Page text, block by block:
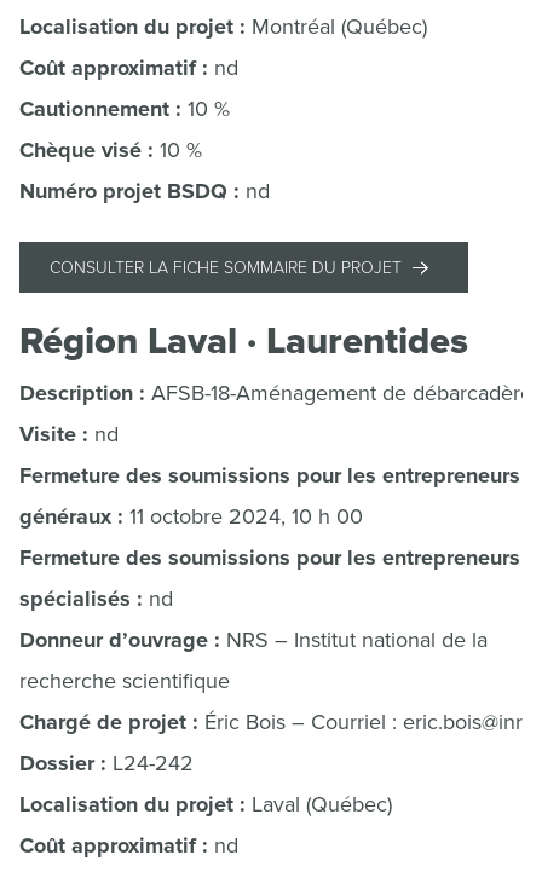
Localisation du projet : Montréal (Québec)
Coût approximatif : nd
Cautionnement : 10 %
Chèque visé : 10 %
Numéro projet BSDQ : nd
CONSULTER LA FICHE SOMMAIRE DU PROJET
Région Laval · Laurentides
Description : AFSB-18-Aménagement de débarcadère
Visite : nd
Fermeture des soumissions pour les entrepreneurs
généraux : 11 octobre 2024, 10 h 00
Fermeture des soumissions pour les entrepreneurs
spécialisés : nd
Donneur d’ouvrage : NRS – Institut national de la
recherche scientifique
Chargé de projet : Éric Bois – Courriel :
Dossier : L24-242
Localisation du projet : Laval (Québec)
Coût approximatif : nd